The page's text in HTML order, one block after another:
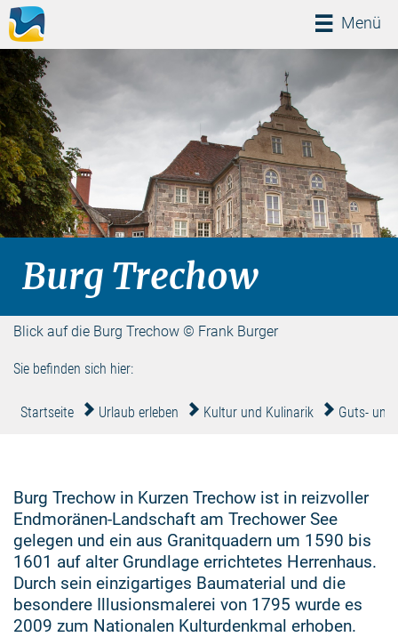
Menü
Menü
Blick auf die Burg Trechow © Frank Burger
Burg Trechow
Sie befinden sich hier:
Startseite Urlaub erleben Kultur und Kulinarik Guts- und
Burg Trechow in Kurzen Trechow ist in reizvoller
Endmoränen-Landschaft am Trechower See
gelegen und ein aus Granitquadern um 1590 bis
1601 auf alter Grundlage errichtetes Herrenhaus.
Durch sein einzigartiges Baumaterial und die
besondere Illusionsmalerei von 1795 wurde es
2009 zum Nationalen Kulturdenkmal erhoben.